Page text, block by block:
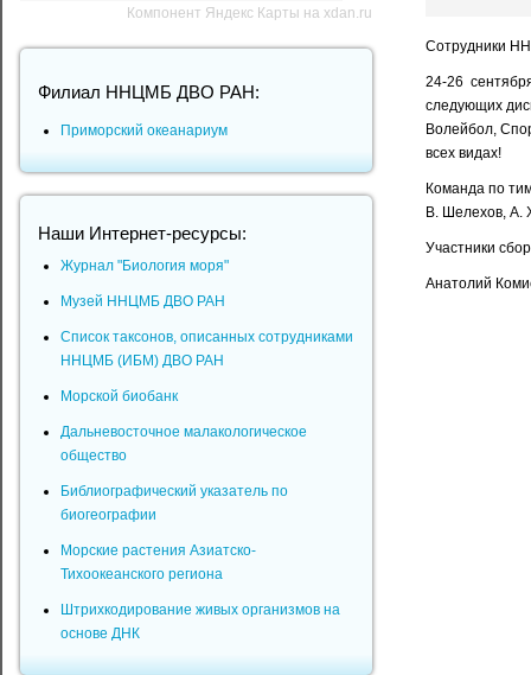
Сотрудники
24-26
следующих
Волейбол,
всех видах!
Команда по
В. Шелехов, А.
Участники
Анатолий
Компонент Яндекс Карты на xdan.ru
Филиал ННЦМБ ДВО РАН:
Приморский океанариум
Наши Интернет-ресурсы:
Журнал "Биология моря"
Музей ННЦМБ ДВО РАН
Список таксонов, описанных сотрудниками
ННЦМБ (ИБМ) ДВО РАН
Морской биобанк
Дальневосточное малакологическое
общество
Библиографический указатель по
биогеографии
Морские растения Азиатско-
Тихоокеанского региона
Штрихкодирование живых организмов на
основе ДНК